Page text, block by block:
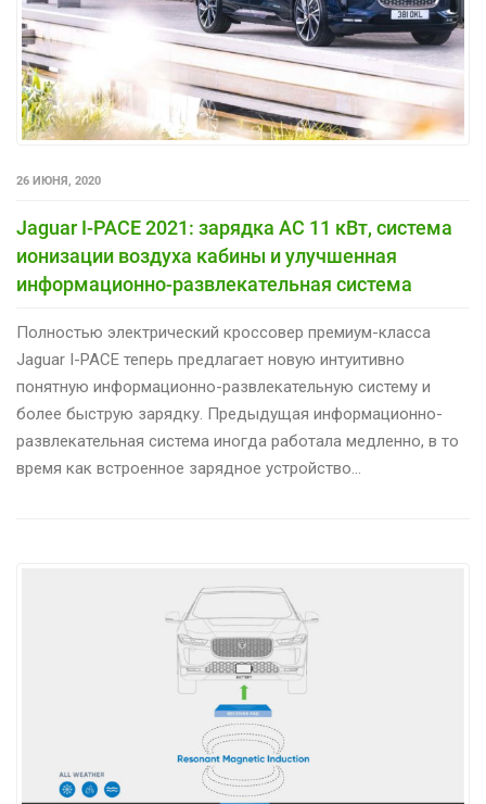
26 ИЮНЯ, 2020
Jaguar I-PACE 2021: зарядка AC 11 кВт, система
ионизации воздуха кабины и улучшенная
информационно-развлекательная система
Полностью электрический кроссовер премиум-класса
Jaguar I-PACE теперь предлагает новую интуитивно
понятную информационно-развлекательную систему и
более быструю зарядку. Предыдущая информационно-
развлекательная система иногда работала медленно, в то
время как встроенное зарядное устройство…